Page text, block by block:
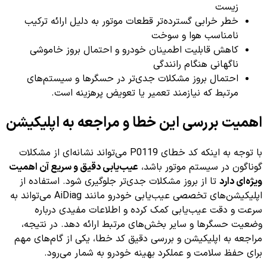
زیست
خطر خرابی گسترده‌تر قطعات موتور به دلیل ارائه ترکیب
نامناسب هوا و سوخت
کاهش قابلیت اطمینان خودرو و احتمال بروز خاموشی
ناگهانی هنگام رانندگی
احتمال بروز مشکلات جدی‌تر در حسگرها و سیستم‌های
مرتبط که نیازمند تعمیر یا تعویض پرهزینه است.
اهمیت بررسی این خطا و مراجعه به اپلیکیشن
با توجه به اینکه کد خطای P0119 می‌تواند نشانه‌ای از مشکلات
گوناگون در سیستم موتور باشد، عیب‌یابی دقیق و سریع آن اهمیت
ویژه‌ای دارد تا از بروز مشکلات جدی‌تر جلوگیری شود. استفاده از
اپلیکیشن‌های تخصصی عیب‌یابی خودرو مانند AiDiag می‌تواند به
سرعت و دقت عیب‌یابی کمک کرده و اطلاعات مفیدی درباره
وضعیت حسگرها و سایر بخش‌های مرتبط ارائه دهد. در نتیجه،
مراجعه به اپلیکیشن و بررسی دقیق کد خطا، یکی از گام‌های مهم
برای حفظ سلامت و عملکرد بهینه خودرو به شمار می‌رود.